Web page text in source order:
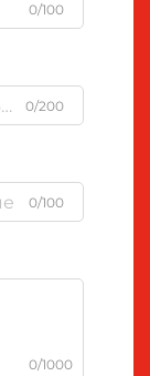
0/100
0/200
0/100
0/1000